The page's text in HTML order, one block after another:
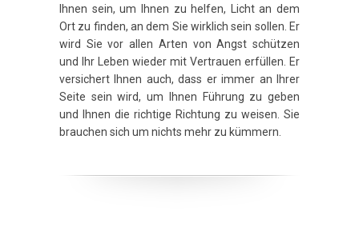
Ihnen sein, um Ihnen zu helfen, Licht an dem
Ort zu finden, an dem Sie wirklich sein sollen. Er
wird Sie vor allen Arten von Angst schützen
und Ihr Leben wieder mit Vertrauen erfüllen. Er
versichert Ihnen auch, dass er immer an Ihrer
Seite sein wird, um Ihnen Führung zu geben
und Ihnen die richtige Richtung zu weisen. Sie
brauchen sich um nichts mehr zu kümmern.